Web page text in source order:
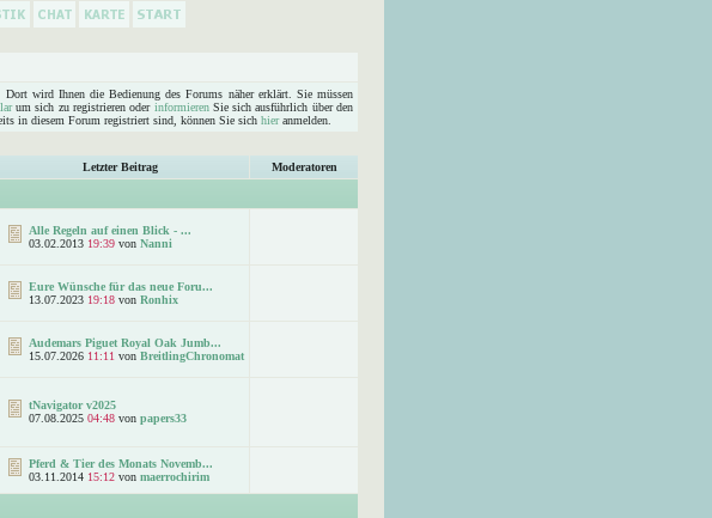
Dort wird Ihnen die Bedienung des Forums näher erklärt. Sie müssen
um sich zu registrieren oder informierenSie sich ausführlich über den
in diesem Forum registriert sind, können Sie sich hieranmelden.
Letzter Beitrag Moderatoren
Alle Regeln auf einen Blick - ...
03.02.2013 19:39 von Nanni
Eure Wünsche für das neue Foru...
13.07.2023 19:18 von Ronhix
Audemars Piguet Royal Oak Jumb...
15.07.2026 11:11 von BreitlingChronomat
tNavigator v2025
07.08.2025 04:48 von papers33
Pferd & Tier des Monats Novemb...
03.11.2014 15:12 von maerrochirim